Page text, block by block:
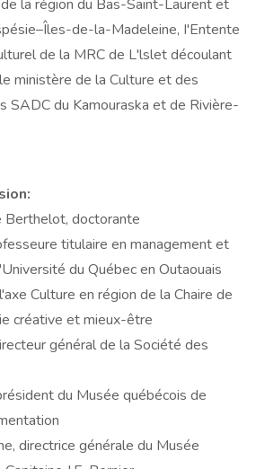
la région du Bas-Saint-Laurent et
de-la-Madeleine, I'Entente
de la MRC de L'lslet découlant
ministère de la Culture et des
SADC du Kamouraska et de Rivière-
Berthelot, doctorante
titulaire en management et
du Québec en Outaouais
Culture en région de la Chaire de
créative et mieux-être
général de la Société des
du Musée québécois de
directrice générale du Musée